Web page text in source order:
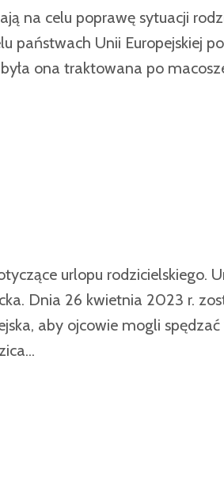
na celu poprawę sytuacji
państwach Unii Europejskiej
ona traktowana po
urlopu rodzicielskiego.
Dnia 26 kwietnia 2023 r.
aby ojcowie mogli spędzać